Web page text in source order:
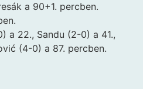
a 90+1. percben.
a 22., Sandu (2-0) a 41.,
(4-0) a 87. percben.